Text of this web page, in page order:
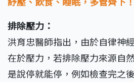
排除壓力：
洪育忠醫師指出，由於自律神
在於壓力，若排除壓力來源自
是說停就能停，例如檢查完之